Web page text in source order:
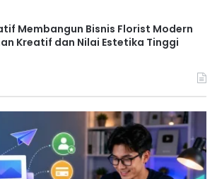
Membangun Bisnis Florist Modern
Kreatif dan Nilai Estetika Tinggi